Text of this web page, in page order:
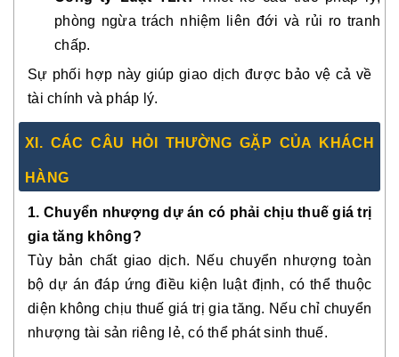
phòng ngừa trách nhiệm liên đới và rủi ro tranh
chấp.
Sự phối hợp này giúp giao dịch được bảo vệ cả về
tài chính và pháp lý.
XI. CÁC CÂU HỎI THƯỜNG GẶP CỦA KHÁCH
HÀNG
1. Chuyển nhượng dự án có phải chịu thuế giá trị
gia tăng không?
Tùy bản chất giao dịch. Nếu chuyển nhượng toàn
bộ dự án đáp ứng điều kiện luật định, có thể thuộc
diện không chịu thuế giá trị gia tăng. Nếu chỉ chuyển
nhượng tài sản riêng lẻ, có thể phát sinh thuế.